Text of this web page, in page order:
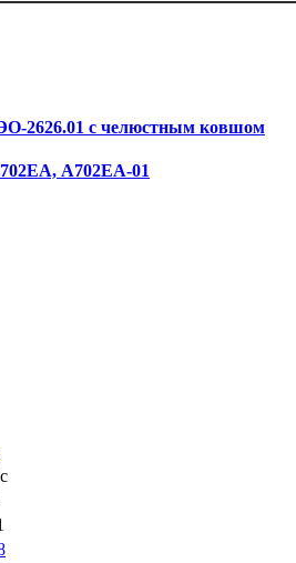
2626.01 с челюстным ковшом
А702ЕА-01